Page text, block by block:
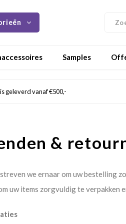
Samples
geleverd vanaf €500,-
&
we ernaar om uw bestelling
uw items zorgvuldig te verpakken